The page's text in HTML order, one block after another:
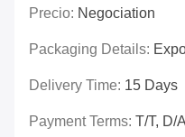
Precio: Negociation
Packaging Details:
Delivery Time: 15 Days
Payment Terms: T/T, D/